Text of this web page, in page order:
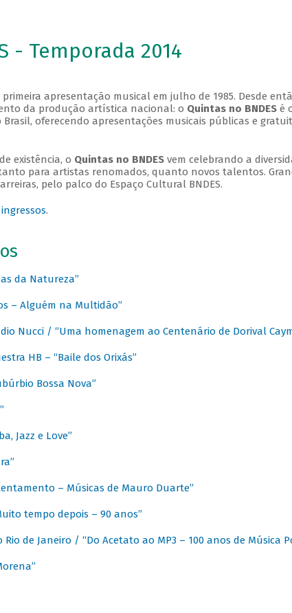
- Temporada 2014
primeira apresentação musical em julho de 1985. Desde
da produção artística nacional: o Quintas no BNDESé
oferecendo apresentações musicais públicas e
existência, o Quintas no BNDESvem celebrando a
para artistas renomados, quanto novos talentos.
pelo palco do Espaço Cultural BNDES.
.
da Natureza”
– Alguém na Multidão”
Nucci / “Uma homenagem ao Centenário de Dorival
HB – “Baile dos Orixás”
Bossa Nova”
Jazz e Love”
– Músicas de Mauro Duarte”
tempo depois – 90 anos”
de Janeiro / “Do Acetato ao MP3 – 100 anos de Música